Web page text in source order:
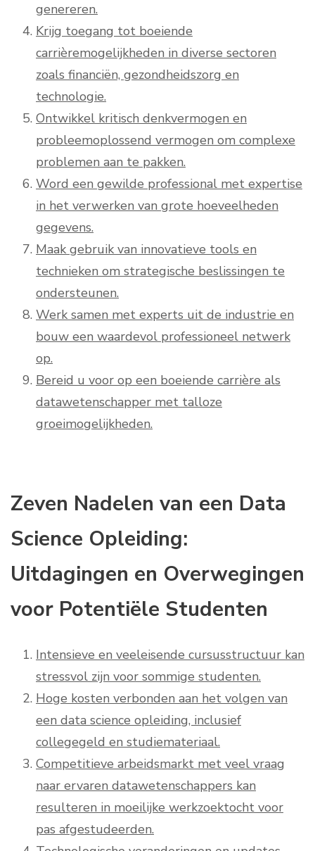
genereren.
Krijg toegang tot boeiende
carrièremogelijkheden in diverse sectoren
zoals financiën, gezondheidszorg en
technologie.
Ontwikkel kritisch denkvermogen en
probleemoplossend vermogen om complexe
problemen aan te pakken.
Word een gewilde professional met expertise
in het verwerken van grote hoeveelheden
gegevens.
Maak gebruik van innovatieve tools en
technieken om strategische beslissingen te
ondersteunen.
Werk samen met experts uit de industrie en
bouw een waardevol professioneel netwerk
op.
Bereid u voor op een boeiende carrière als
datawetenschapper met talloze
groeimogelijkheden.
Zeven Nadelen van een Data
Science Opleiding:
Uitdagingen en Overwegingen
voor Potentiële Studenten
Intensieve en veeleisende cursusstructuur kan
stressvol zijn voor sommige studenten.
Hoge kosten verbonden aan het volgen van
een data science opleiding, inclusief
collegegeld en studiemateriaal.
Competitieve arbeidsmarkt met veel vraag
naar ervaren datawetenschappers kan
resulteren in moeilijke werkzoektocht voor
pas afgestudeerden.